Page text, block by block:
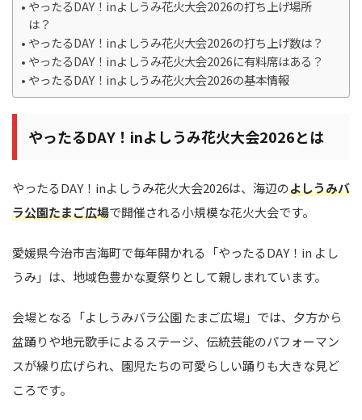
やったるDAY！inよしうみ花火大会2026の打ち上げ場所
は？
やったるDAY！inよしうみ花火大会2026の打ち上げ数は？
やったるDAY！inよしうみ花火大会2026に有料席はある？
やったるDAY！inよしうみ花火大会2026の基本情報
やったるDAY！inよしうみ花火大会2026とは
やったるDAY！inよしうみ花火大会2026は、海辺のよしうみバ
ラ公園たまご広場で開催される小規模な花火大会です。
愛媛県今治市吉海町で毎年開かれる「やったるDAY！in よし
うみ」は、地域色豊かな夏祭りとして親しまれています。
会場となる「よしうみバラ公園 たまご広場」では、夕方から
盆踊りや地元歌手によるステージ、伝統芸能のパフォーマン
スが繰り広げられ、園児たちの可愛らしい踊りも大きな見ど
ころです。